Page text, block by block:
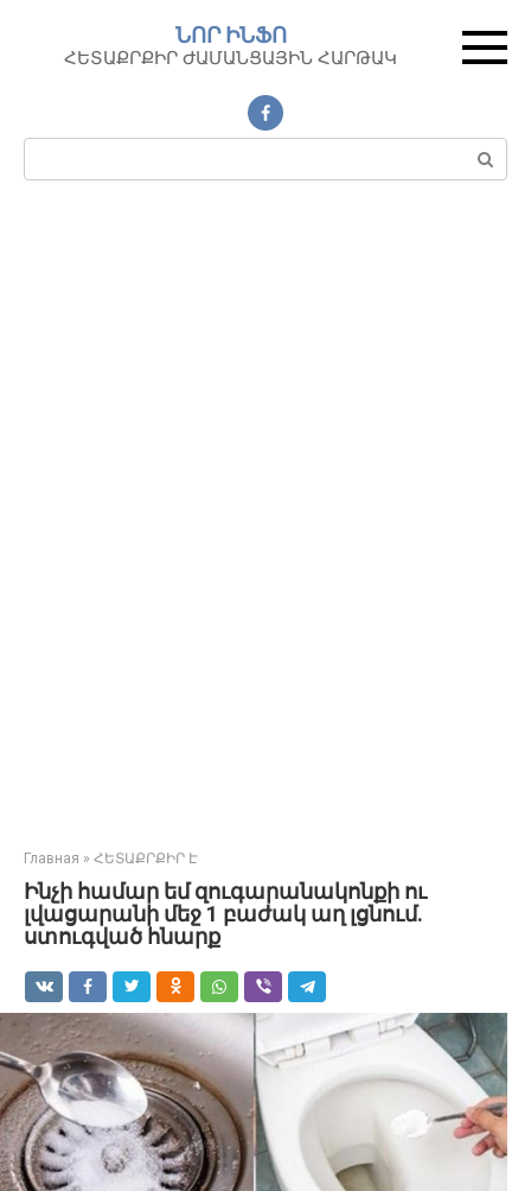
контенту
ՆՈՐ ԻՆՖՈ
ՀԵՏԱՔՐՔԻՐ ԺԱՄԱՆՑԱՅԻՆ ՀԱՐԹԱԿ
Поиск:
Главная » ՀԵՏԱՔՐՔԻՐ Է
Ինչի համար եմ զուգարանակոնքի ու
լվացարանի մեջ 1 բաժակ աղ լցնում.
ստուգված հնարք